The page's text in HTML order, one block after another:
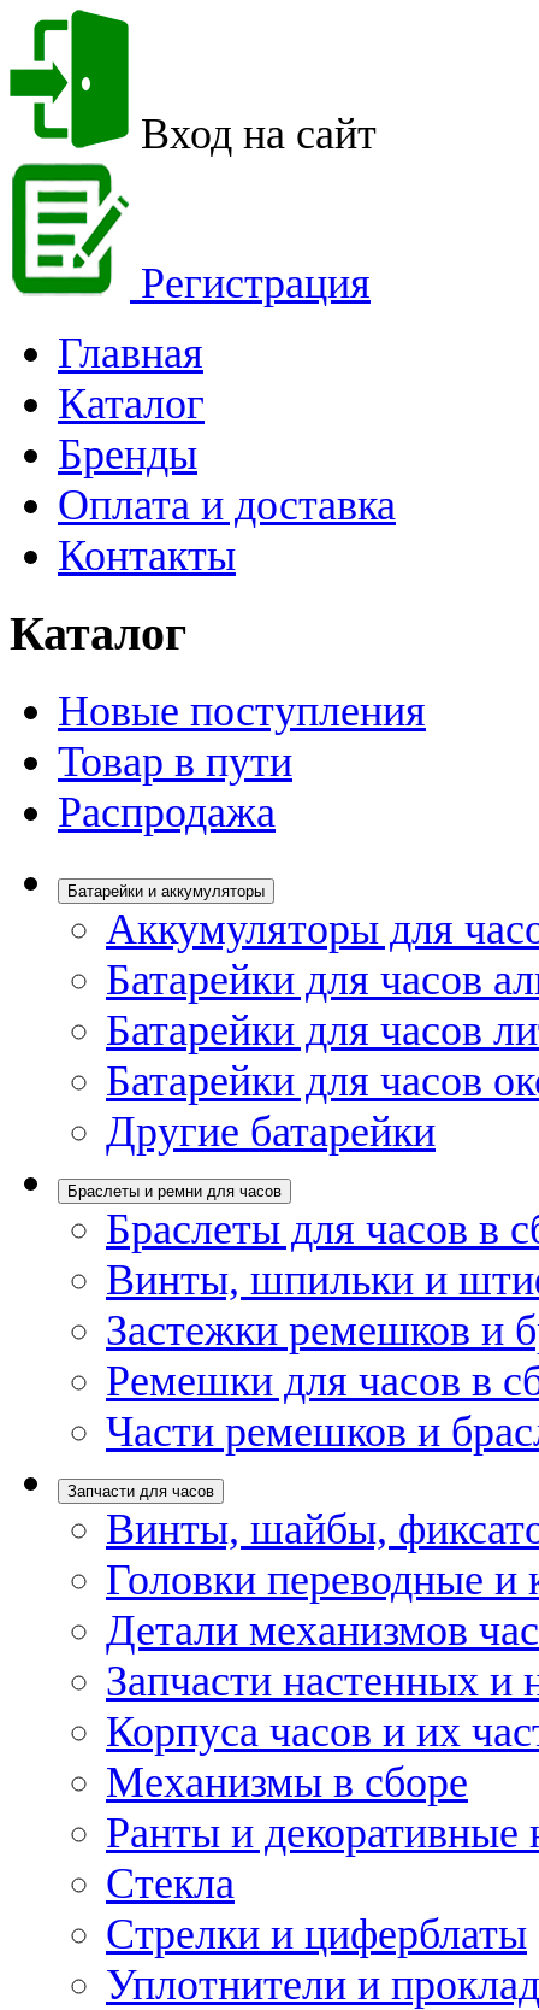
Вход на сайт
Регистрация
Главная
Каталог
Бренды
Оплата и доставка
Контакты
Каталог
Новые поступления
Товар в пути
Распродажа
Батарейки и аккумуляторы
Аккумуляторы для
Батарейки для часов
Батарейки для часов
Батарейки для часов
Другие батарейки
Браслеты и ремни для часов
Браслеты для часов в
Винты, шпильки и
Застежки ремешков и
Ремешки для часов в
Части ремешков и
Запчасти для часов
Винты, шайбы,
Головки переводные и
Детали механизмов
Запчасти настенных и
Корпуса часов и их
Механизмы в сборе
Ранты и декоративные
Стекла
Стрелки и циферблаты
Уплотнители и